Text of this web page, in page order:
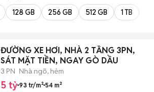
128 GB 256 GB 512 GB 1 TB
ĐƯỜNG XE HƠI, NHÀ 2 TẦNG 3PN,
SÁT MẶT TIỀN, NGAY GÒ DẦU
3 PN Nhà ngõ, hẻm
5 tỷ 93 tr/m² 54 m²